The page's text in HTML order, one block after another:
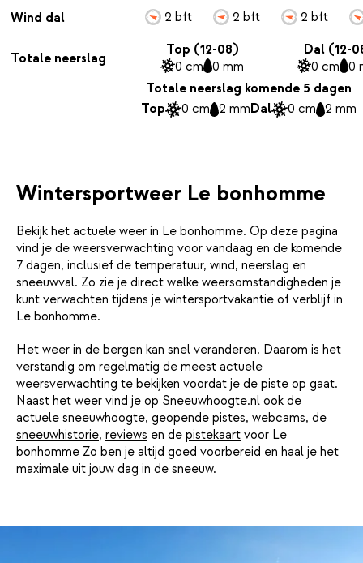
Wind dal
Totale neerslag
2 bft 2 bft 2 bft
Top (12-08)
0 cm 0 mm
Dal (12-
0 cm 0
Totale neerslag komende 5 dagen
Top
0 cm 2 mmDal 0 cm 2 mm
Wintersportweer Le bonhomme
Bekijk het actuele weer in Le bonhomme. Op deze pagina
vind je de weersverwachting voor vandaag en de komende
7 dagen, inclusief de temperatuur, wind, neerslag en
sneeuwval. Zo zie je direct welke weersomstandigheden je
kunt verwachten tijdens je wintersportvakantie of verblijf in
Le bonhomme.
Het weer in de bergen kan snel veranderen. Daarom is het
verstandig om regelmatig de meest actuele
weersverwachting te bekijken voordat je de piste op gaat.
Naast het weer vind je op Sneeuwhoogte.nl ook de
actuele sneeuwhoogte, geopende pistes, webcams, de
sneeuwhistorie, reviews en de pistekaart voor Le
bonhomme Zo ben je altijd goed voorbereid en haal je het
maximale uit jouw dag in de sneeuw.